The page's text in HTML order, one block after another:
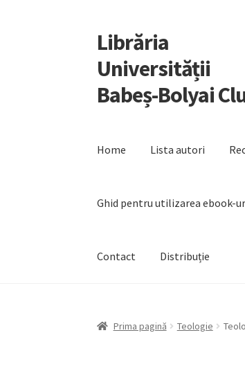
Sari
la
navigare
Sari
la
conținut
Librăria
Universității
Babeș-Bolyai
Home Lista autori
Ghid pentru utilizarea ebook-
Contact Distribuție
Prima pagină Teologie